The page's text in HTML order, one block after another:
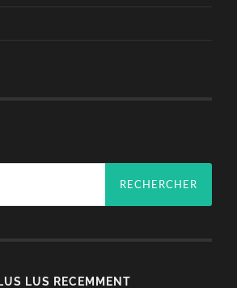
LUS RECEMMENT